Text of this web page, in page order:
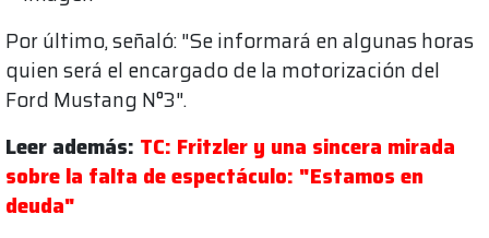
Por último, señaló: "Se informará en algunas horas
quien será el encargado de la motorización del
Ford Mustang N°3".
Leer además: TC: Fritzler y una sincera mirada
sobre la falta de espectáculo: "Estamos en
deuda"